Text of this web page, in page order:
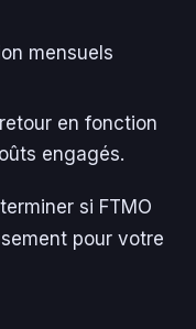
mensuels
en fonction
engagés.
si FTMO
pour votre